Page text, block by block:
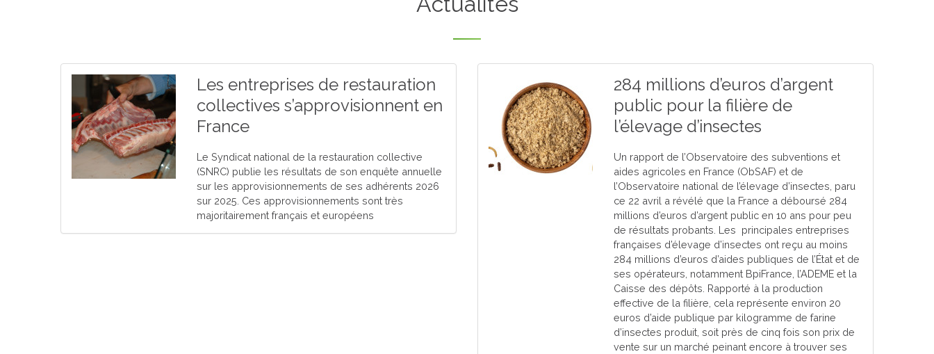
Les entreprises de restauration
collectives s’approvisionnent en
France
Le Syndicat national de la restauration collective
(SNRC) publie les résultats de son enquête annuelle
sur les approvisionnements de ses adhérents 2026
sur 2025. Ces approvisionnements sont très
majoritairement français et européens
284 millions d’euros d’argent
public pour la filière de
l’élevage d’insectes
Un rapport de l’Observatoire des subventions et
aides agricoles en France (ObSAF) et de
l’Observatoire national de l’élevage d’insectes, paru
ce 22 avril a révélé que la France a déboursé 284
millions d’euros d’argent public en 10 ans pour peu
de résultats probants. Les principales entreprises
françaises d’élevage d’insectes ont reçu au moins
284 millions d’euros d’aides publiques de l’État et de
ses opérateurs, notamment BpiFrance, l’ADEME et la
Caisse des dépôts. Rapporté à la production
effective de la filière, cela représente environ 20
euros d’aide publique par kilogramme de farine
d’insectes produit, soit près de cinq fois son prix de
vente sur un marché peinant encore à trouver ses